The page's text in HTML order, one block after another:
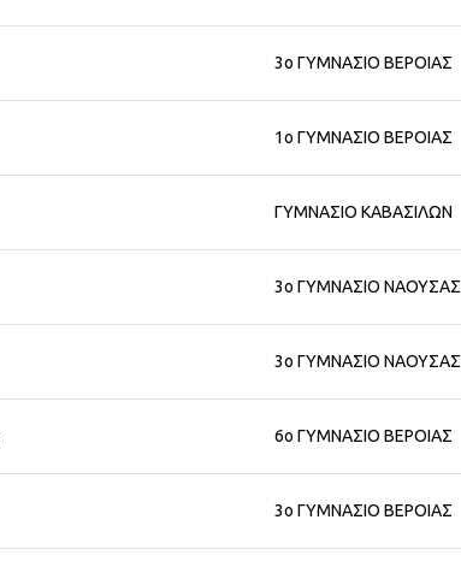
3ο ΓΥΜΝΑΣΙΟ ΒΕΡΟΙΑΣ
1ο ΓΥΜΝΑΣΙΟ ΒΕΡΟΙΑΣ
ΓΥΜΝΑΣΙΟ ΚΑΒΑΣΙΛΩΝ
3ο ΓΥΜΝΑΣΙΟ ΝΑΟΥΣΑΣ
3ο ΓΥΜΝΑΣΙΟ ΝΑΟΥΣΑΣ
6ο ΓΥΜΝΑΣΙΟ ΒΕΡΟΙΑΣ
3ο ΓΥΜΝΑΣΙΟ ΒΕΡΟΙΑΣ